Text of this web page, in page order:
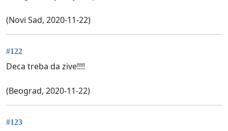
(Novi Sad, 2020-11-22)
#122
Deca treba da zive!!!!
(Beograd, 2020-11-22)
#123